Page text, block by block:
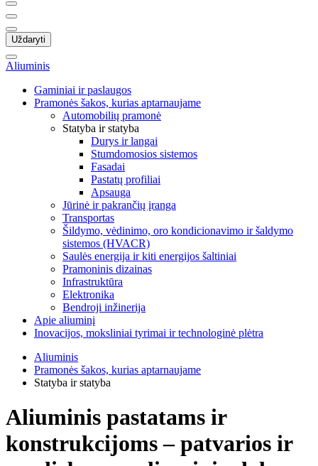
Uždaryti
Aliuminis
Gaminiai ir paslaugos
Pramonės šakos, kurias aptarnaujame
Automobilių pramonė
Statyba ir statyba
Durys ir langai
Stumdomosios sistemos
Fasadai
Pastatų profiliai
Apsauga
Jūrinė ir pakrančių įranga
Transportas
Šildymo, vėdinimo, oro kondicionavimo ir šaldymo
sistemos (HVACR)
Saulės energija ir kiti energijos šaltiniai
Pramoninis dizainas
Infrastruktūra
Elektronika
Bendroji inžinerija
Apie aliuminį
Inovacijos, moksliniai tyrimai ir technologinė plėtra
Aliuminis
Pramonės šakos, kurias aptarnaujame
Statyba ir statyba
Aliuminis pastatams ir
konstrukcijoms – patvarios ir